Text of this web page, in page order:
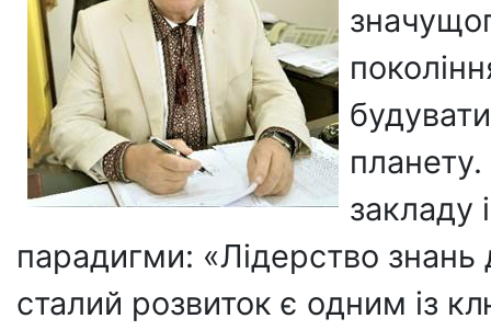
закладу
парадигми: «Лідерство знань
сталий розвиток є одним із